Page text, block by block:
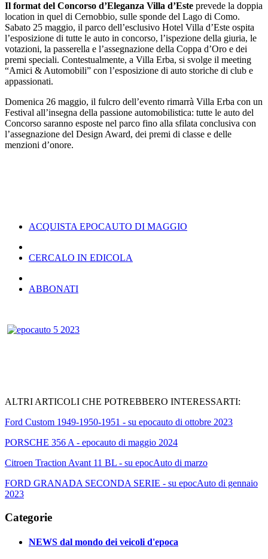
Il format del Concorso d’Eleganza Villa d’Este prevede la doppia
location in quel di Cernobbio, sulle sponde del Lago di Como.
Sabato 25 maggio, il parco dell’esclusivo Hotel Villa d’Este ospita
l’esposizione di tutte le auto in concorso, l’ispezione della giuria, le
votazioni, la passerella e l’assegnazione della Coppa d’Oro e dei
premi speciali. Contestualmente, a Villa Erba, si svolge il meeting
“Amici & Automobili” con l’esposizione di auto storiche di club e
appassionati.
Domenica 26 maggio, il fulcro dell’evento rimarrà Villa Erba con un
Festival all’insegna della passione automobilistica: tutte le auto del
Concorso saranno esposte nel parco fino alla sfilata conclusiva con
l’assegnazione del Design Award, dei premi di classe e delle
menzioni d’onore.
ACQUISTA EPOCAUTO DI MAGGIO
CERCALO IN EDICOLA
ABBONATI
ALTRI ARTICOLI CHE POTREBBERO INTERESSARTI:
Ford Custom 1949-1950-1951 - su epocauto di ottobre 2023
PORSCHE 356 A - epocauto di maggio 2024
Citroen Traction Avant 11 BL - su epocAuto di marzo
FORD GRANADA SECONDA SERIE - su epocAuto di gennaio
2023
Categorie
NEWS dal mondo dei veicoli d'epoca